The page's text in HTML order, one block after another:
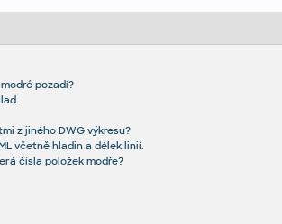
pozadí?
z jiného DWG výkresu?
včetně hladin a délek linií.
čísla položek modře?